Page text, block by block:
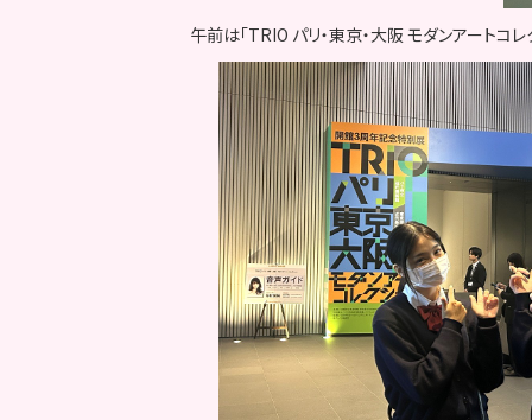
午前は「TRIO パリ・東京・大阪 モダンアートコレ